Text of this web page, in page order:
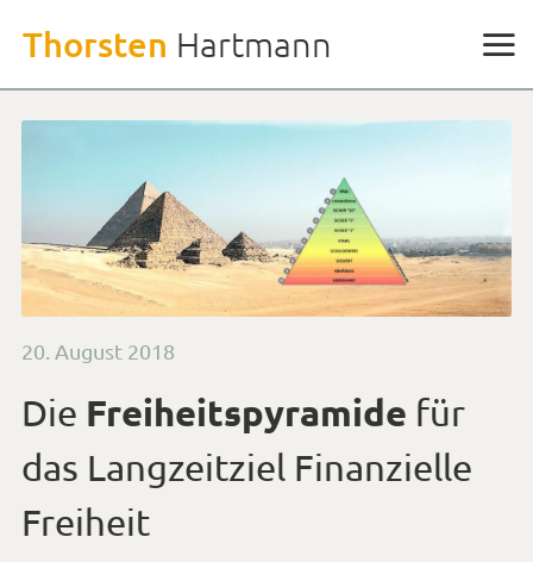
den
Inhalten
Thorsten Hartmann
Veröffentlicht
20. August 2018
Die Freiheitspyramide für
das Langzeitziel Finanzielle
Freiheit